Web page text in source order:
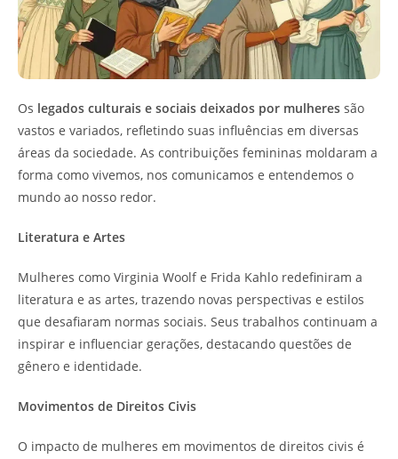
Os legados culturais e sociais deixados por mulheres são
vastos e variados, refletindo suas influências em diversas
áreas da sociedade. As contribuições femininas moldaram a
forma como vivemos, nos comunicamos e entendemos o
mundo ao nosso redor.
Literatura e Artes
Mulheres como Virginia Woolf e Frida Kahlo redefiniram a
literatura e as artes, trazendo novas perspectivas e estilos
que desafiaram normas sociais. Seus trabalhos continuam a
inspirar e influenciar gerações, destacando questões de
gênero e identidade.
Movimentos de Direitos Civis
O impacto de mulheres em movimentos de direitos civis é